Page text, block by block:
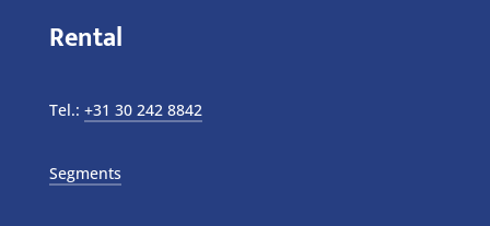
Rental
Tel.: +31 30 242 8842
Segments